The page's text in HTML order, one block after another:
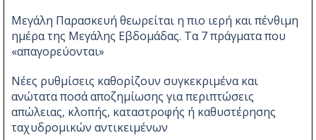
Μεγάλη Παρασκευή θεωρείται η πιο ιερή και πένθιμη
ημέρα της Μεγάλης Εβδομάδας. Τα 7 πράγματα που
«απαγορεύονται»
Νέες ρυθμίσεις καθορίζουν συγκεκριμένα και
ανώτατα ποσά αποζημίωσης για περιπτώσεις
απώλειας, κλοπής, καταστροφής ή καθυστέρησης
ταχυδρομικών αντικειμένων